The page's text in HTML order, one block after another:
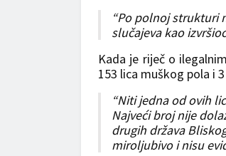
“Po polnoj strukturi
slučajeva kao
Kada je riječ o
153 lica muškog pola i
“Niti jedna od ovih
Najveći broj nije
drugih država
miroljubivo i nisu